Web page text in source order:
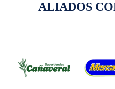
ALIADOS